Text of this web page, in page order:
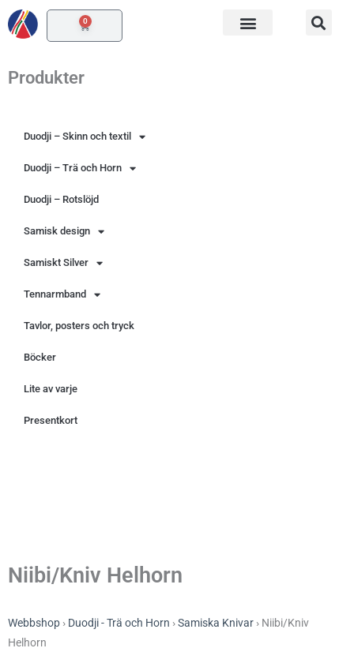
Hoppa
till
0
Varukorg
Produkter
Duodji – Skinn och textil
Duodji – Trä och Horn
Duodji – Rotslöjd
Samisk design
Samiskt Silver
Tennarmband
Tavlor, posters och tryck
Böcker
Lite av varje
Presentkort
Niibi/Kniv Helhorn
Webbshop › Duodji - Trä och Horn ›Samiska Knivar › Niibi/Kniv
Helhorn